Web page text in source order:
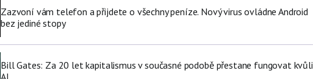
Zazvoní vám telefon a přijdete o všechny peníze. Nový virus ovládne Android
bez jediné stopy
Bill Gates: Za 20 let kapitalismus v současné podobě přestane fungovat kvůli